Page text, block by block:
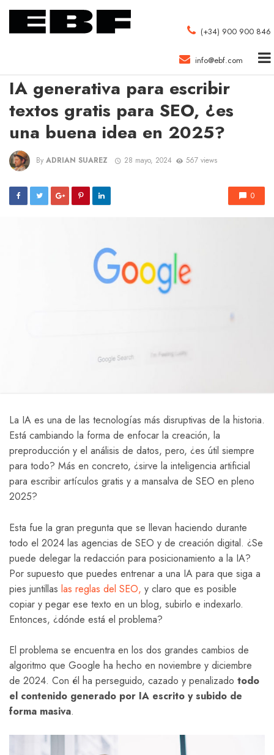
(+34) 900 900 846
info@ebf.com
IA generativa para escribir
textos gratis para SEO, ¿es
una buena idea en 2025?
By ADRIAN SUAREZ 28 mayo, 2024 567 views
0
La IA es una de las tecnologías más disruptivas de la historia.
Está cambiando la forma de enfocar la creación, la
preproducción y el análisis de datos, pero, ¿es útil siempre
para todo? Más en concreto, ¿sirve la inteligencia artificial
para escribir artículos gratis y a mansalva de SEO en pleno
2025?
Esta fue la gran pregunta que se llevan haciendo durante
todo el 2024 las agencias de SEO y de creación digital. ¿Se
puede delegar la redacción para posicionamiento a la IA?
Por supuesto que puedes entrenar a una IA para que siga a
pies juntillas las reglas del SEO, y claro que es posible
copiar y pegar ese texto en un blog, subirlo e indexarlo.
Entonces, ¿dónde está el problema?
El problema se encuentra en los dos grandes cambios de
algoritmo que Google ha hecho en noviembre y diciembre
de 2024. Con él ha perseguido, cazado y penalizado todo
el contenido generado por IA escrito y subido de
forma masiva.